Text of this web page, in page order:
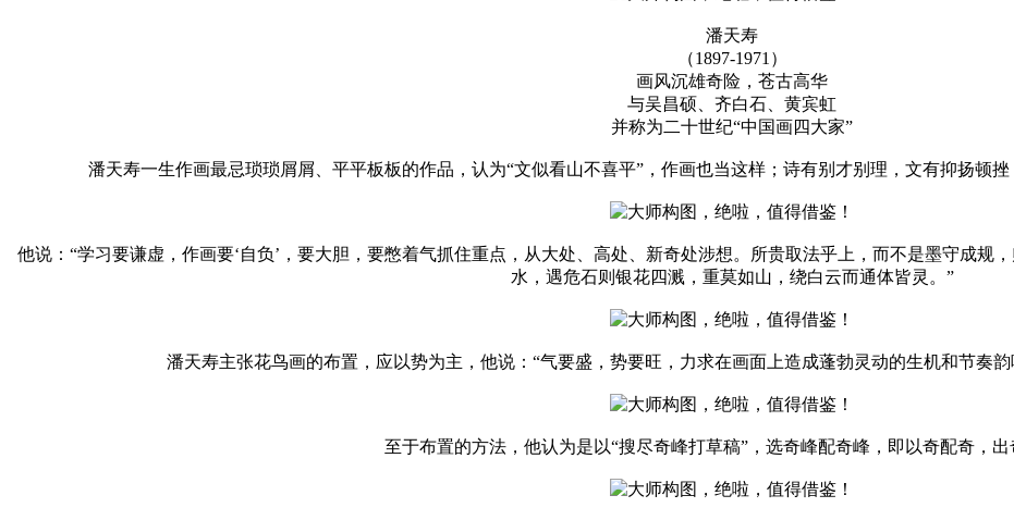
潘天寿
（1897-1971）
画风沉雄奇险，苍古高华
与吴昌硕、齐白石、黄宾虹
并称为二十世纪“中国画四大家”
潘天寿一生作画最忌琐琐屑屑、平平板板的作品，认为“文似看山不喜平”，作画也当这样；诗有别才别理，文有抑扬顿
他说：“学习要谦虚，作画要‘自负’，要大胆，要憋着气抓住重点，从大处、高处、新奇处涉想。所贵取法乎上，而不是墨守成规
水，遇危石则银花四溅，重莫如山，绕白云而通体皆灵。”
潘天寿主张花鸟画的布置，应以势为主，他说：“气要盛，势要旺，力求在画面上造成蓬勃灵动的生机和节奏
至于布置的方法，他认为是以“搜尽奇峰打草稿”，选奇峰配奇峰，即以奇配奇，出